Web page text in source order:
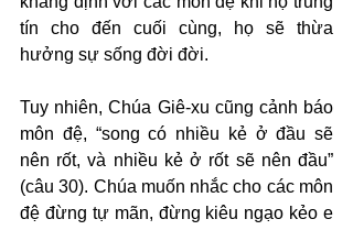
tín cho đến cuối cùng, họ sẽ thừa
hưởng sự sống đời đời.
Tuy nhiên, Chúa Giê-xu cũng cảnh báo
môn đệ, “song có nhiều kẻ ở đầu sẽ
nên rốt, và nhiều kẻ ở rốt sẽ nên đầu”
(câu 30). Chúa muốn nhắc cho các môn
đệ đừng tự mãn, đừng kiêu ngạo kẻo e